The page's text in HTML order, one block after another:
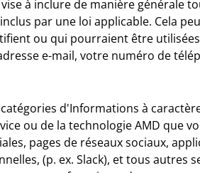
à inclure de manière générale
par une loi applicable. Cela
ou qui pourraient être
e-mail, votre numéro de
d'Informations à
ou de la technologie AMD que
pages de réseaux sociaux,
(p. ex. Slack), et tous autres